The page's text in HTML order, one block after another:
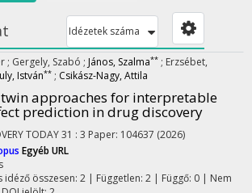
Idézetek száma
; Gergely, Szabó ; János, Szalma** ; Erzsébet,
István** ; Csikász-Nagy, Attila
approaches for interpretable
prediction in drug discovery
TODAY31 : 3 Paper: 104637 (2026)
Egyéb URL
idéző összesen: 2| Független: 2 | Függő: 0 | Nem